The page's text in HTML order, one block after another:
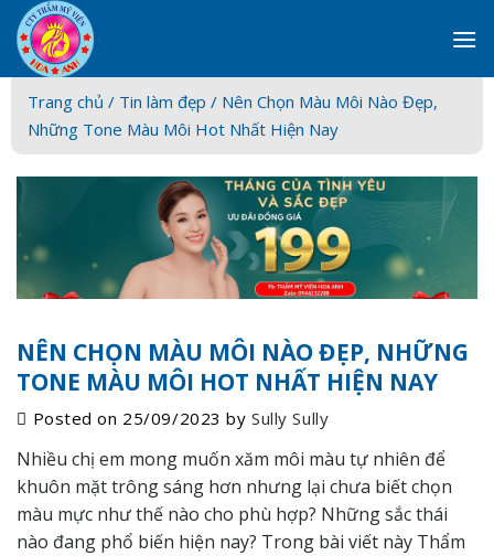
Skip
to
content
Trang chủ / Tin làm đẹp / Nên Chọn Màu Môi Nào Đẹp,
Những Tone Màu Môi Hot Nhất Hiện Nay
NÊN CHỌN MÀU MÔI NÀO ĐẸP, NHỮNG
TONE MÀU MÔI HOT NHẤT HIỆN NAY
Posted on 25/09/2023 bySully Sully
Nhiều chị em mong muốn xăm môi màu tự nhiên để
khuôn mặt trông sáng hơn nhưng lại chưa biết chọn
màu mực như thế nào cho phù hợp? Những sắc thái
nào đang phổ biến hiện nay? Trong bài viết này Thẩm